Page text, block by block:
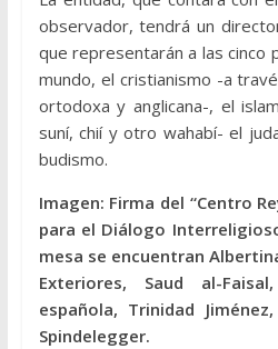
observador, tendrá un
que representarán a las cinco
mundo, el cristianismo -a
ortodoxa y anglicana-, el
suní, chií y otro wahabí- el
budismo.
Imagen: Firma del “Centro
para el Diálogo
mesa se encuentran
Exteriores, Saud al-
española, Trinidad
Spindelegger.